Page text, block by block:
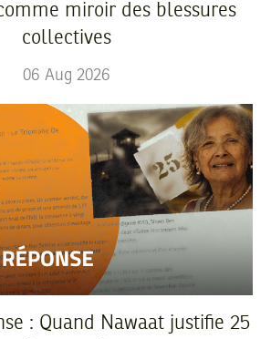
miroir des blessures
collectives
06 Aug 2026
: Quand Nawaat justifie 25